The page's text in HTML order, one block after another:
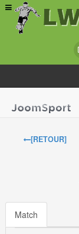
[RETOUR]
Match